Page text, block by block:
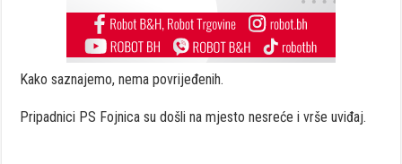
Kako saznajemo, nema povrijeđenih.
Pripadnici PS Fojnica su došli na mjesto nesreće i vrše uviđaj.